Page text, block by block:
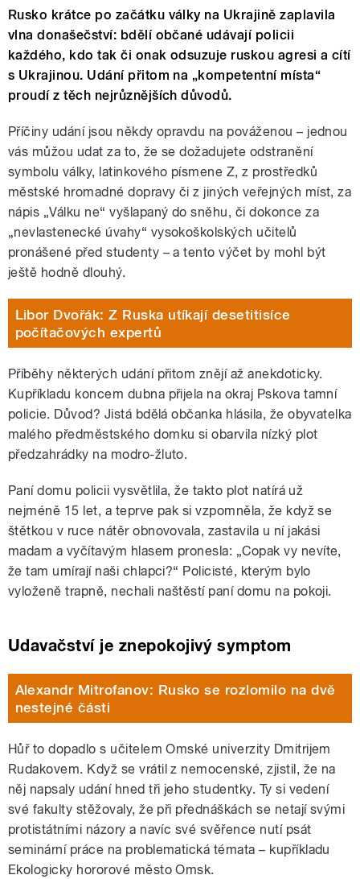
Rusko krátce po začátku války na Ukrajině zaplavila
vlna donašečství: bdělí občané udávají policii
každého, kdo tak či onak odsuzuje ruskou agresi a cítí
s Ukrajinou. Udání přitom na „kompetentní místa“
proudí z těch nejrůznějších důvodů.
Příčiny udání jsou někdy opravdu na pováženou – jednou
vás můžou udat za to, že se dožadujete odstranění
symbolu války, latinkového písmene Z, z prostředků
městské hromadné dopravy či z jiných veřejných míst, za
nápis „Válku ne“ vyšlapaný do sněhu, či dokonce za
„nevlastenecké úvahy“ vysokoškolských učitelů
pronášené před studenty – a tento výčet by mohl být
ještě hodně dlouhý.
Libor Dvořák: Z Ruska utíkají desetitisíce
počítačových expertů
Příběhy některých udání přitom znějí až anekdoticky.
Kupříkladu koncem dubna přijela na okraj Pskova tamní
policie. Důvod? Jistá bdělá občanka hlásila, že obyvatelka
malého předměstského domku si obarvila nízký plot
předzahrádky na modro-žluto.
Paní domu policii vysvětlila, že takto plot natírá už
nejméně 15 let, a teprve pak si vzpomněla, že když se
štětkou v ruce nátěr obnovovala, zastavila u ní jakási
madam a vyčítavým hlasem pronesla: „Copak vy nevíte,
že tam umírají naši chlapci?“ Policisté, kterým bylo
vyloženě trapně, nechali naštěstí paní domu na pokoji.
Udavačství je znepokojivý symptom
Alexandr Mitrofanov: Rusko se rozlomilo na dvě
nestejné části
Hůř to dopadlo s učitelem Omské univerzity Dmitrijem
Rudakovem. Když se vrátil z nemocenské, zjistil, že na
něj napsaly udání hned tři jeho studentky. Ty si vedení
své fakulty stěžovaly, že při přednáškách se netají svými
protistátními názory a navíc své svěřence nutí psát
seminární práce na problematická témata – kupříkladu
Ekologicky hororové město Omsk.